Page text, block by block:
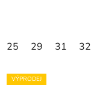
25 29 31 32
VÝPRODEJ